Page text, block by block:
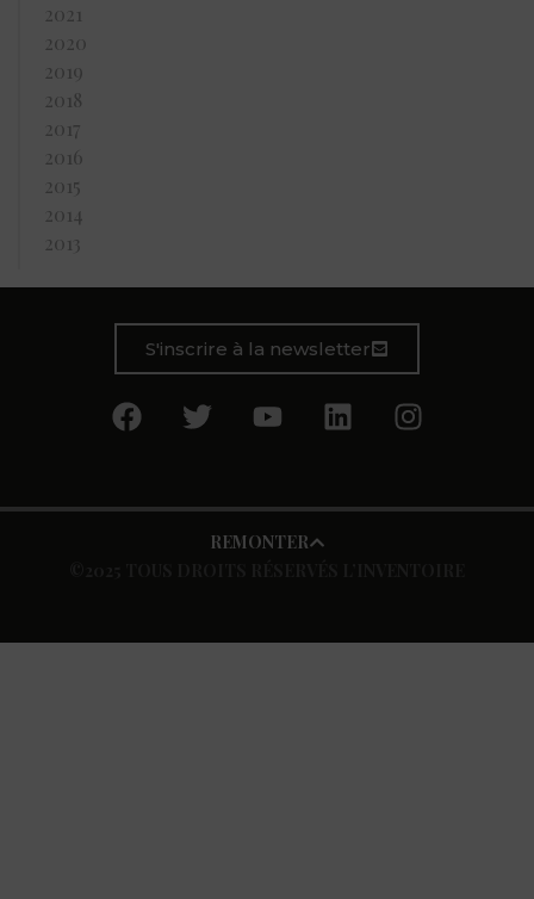
2021
2020
2019
2018
2017
2016
2015
2014
2013
S'inscrire à la newsletter
REMONTER